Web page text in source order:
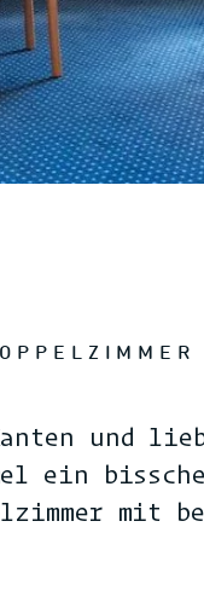
und
ein
mit